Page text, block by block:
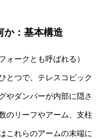
か：基本構造
ォークとも呼ばれる）
とつで、テレスコピック
やダンパーが内部に隠さ
のリーフやアーム、支柱
これらのアームの末端に